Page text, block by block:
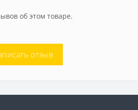
об этом товаре.
отзыв